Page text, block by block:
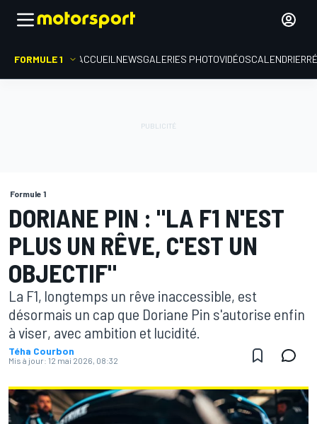
FORMULE 1 ACCUEIL NEWSGALERIES PHOTOVIDÉOSCALENDRIER
Formule 1
DORIANE PIN : "LA F1 N'EST
PLUS UN RÊVE, C'EST UN
OBJECTIF"
La F1, longtemps un rêve inaccessible, est
désormais un cap que Doriane Pin s'autorise enfin
à viser, avec ambition et lucidité.
Téha Courbon
Mis à jour: 12 mai 2026, 08:32